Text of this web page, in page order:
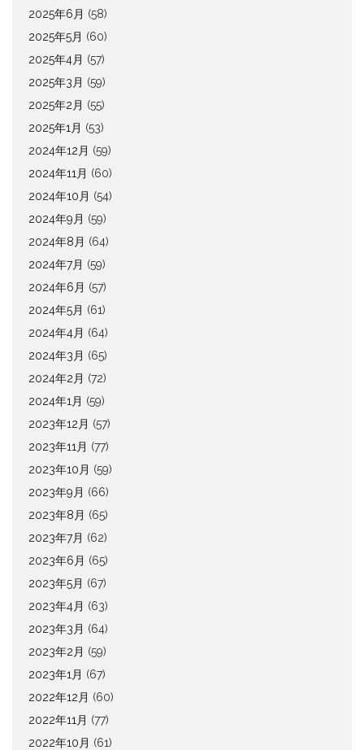
2025年6月 (58)
2025年5月 (60)
2025年4月 (57)
2025年3月 (59)
2025年2月 (55)
2025年1月 (53)
2024年12月 (59)
2024年11月 (60)
2024年10月 (54)
2024年9月 (59)
2024年8月 (64)
2024年7月 (59)
2024年6月 (57)
2024年5月 (61)
2024年4月 (64)
2024年3月 (65)
2024年2月 (72)
2024年1月 (59)
2023年12月 (57)
2023年11月 (77)
2023年10月 (59)
2023年9月 (66)
2023年8月 (65)
2023年7月 (62)
2023年6月 (65)
2023年5月 (67)
2023年4月 (63)
2023年3月 (64)
2023年2月 (59)
2023年1月 (67)
2022年12月 (60)
2022年11月 (77)
2022年10月 (61)